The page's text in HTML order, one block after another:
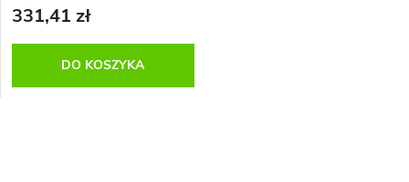
331,41 zł
DO KOSZYKA